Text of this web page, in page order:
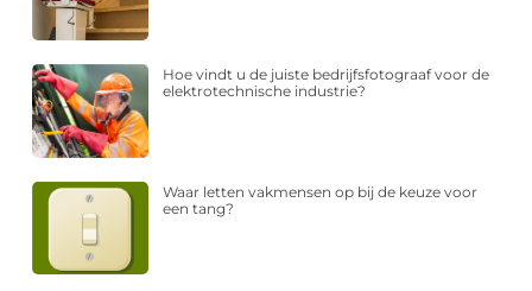
Hoe vindt u de juiste bedrijfsfotograaf voor de
elektrotechnische industrie?
Waar letten vakmensen op bij de keuze voor
een tang?